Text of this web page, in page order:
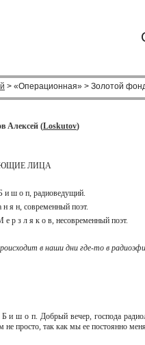
> «Операционная» > Золотой
Алексей (Loskutov)
ЛИЦА
и ш о п, радиоведущий.
н я н, современный поэт.
е р з л я к о в, несовременный поэт.
в наши дни где-то в
и ш о п. Добрый вечер, господа
не просто, так как мы ее постоянно